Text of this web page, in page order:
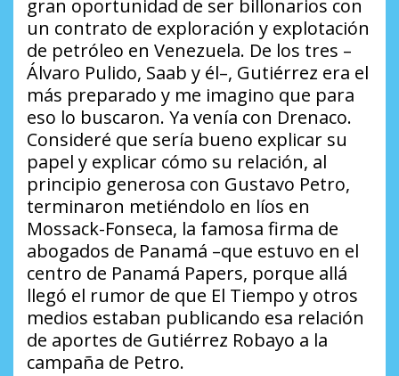
gran oportunidad de ser billonarios con
un contrato de exploración y explotación
de petróleo en Venezuela. De los tres –
Álvaro Pulido, Saab y él–, Gutiérrez era el
más preparado y me imagino que para
eso lo buscaron. Ya venía con Drenaco.
Consideré que sería bueno explicar su
papel y explicar cómo su relación, al
principio generosa con Gustavo Petro,
terminaron metiéndolo en líos en
Mossack-Fonseca, la famosa firma de
abogados de Panamá –que estuvo en el
centro de Panamá Papers, porque allá
llegó el rumor de que El Tiempo y otros
medios estaban publicando esa relación
de aportes de Gutiérrez Robayo a la
campaña de Petro.